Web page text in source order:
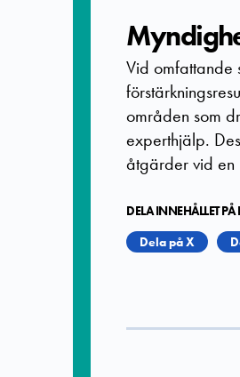
Vid omfattande
områden som
experthjälp.
åtgärder vid en
DELA INNEHÅLLET
Dela på X